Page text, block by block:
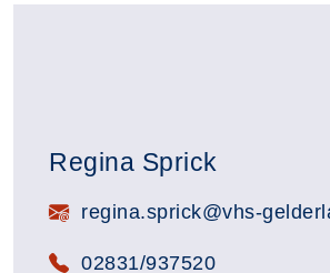
Regina Sprick
E-Mail:regina.sprick@vhs-
Telefon:
02831/937520